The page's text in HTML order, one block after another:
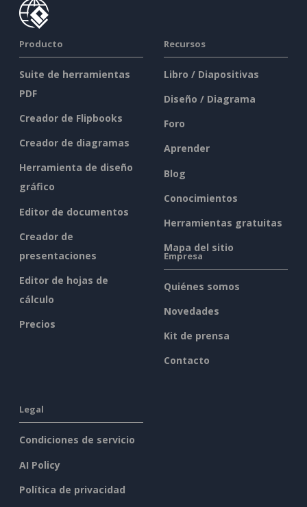
Producto
Suite de herramientas
PDF
Creador de Flipbooks
Creador de diagramas
Herramienta de diseño
gráfico
Editor de documentos
Creador de
presentaciones
Editor de hojas de
cálculo
Precios
Recursos
Libro / Diapositivas
Diseño / Diagrama
Foro
Aprender
Blog
Conocimientos
Herramientas gratuitas
Mapa del sitio
Empresa
Quiénes somos
Novedades
Kit de prensa
Contacto
Legal
Condiciones de servicio
AI Policy
Política de privacidad